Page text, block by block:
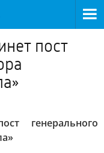
пост
генерального